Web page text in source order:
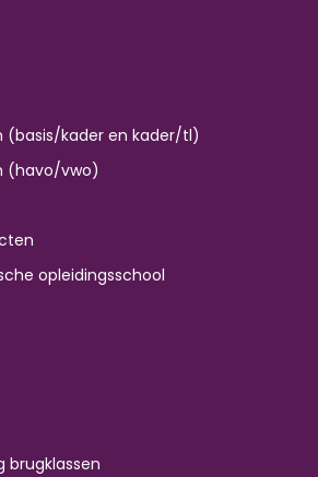
(basis/kader en kader/tl)
(havo/vwo)
opleidingsschool
brugklassen